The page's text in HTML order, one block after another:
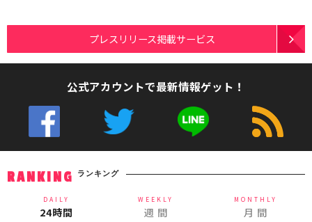
プレスリリース掲載サービス
公式アカウントで最新情報ゲット！
RANKING ランキング
DAILY
24時間
WEEKLY
週 間
MONTHLY
月 間